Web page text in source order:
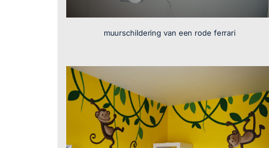
muurschildering van een rode ferrari